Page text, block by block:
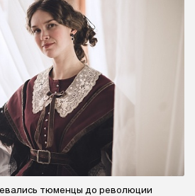
тюменцы до революции